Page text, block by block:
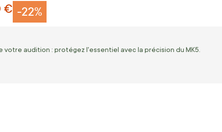
-22%
€
votre audition : protégez l'essentiel avec la précision du MK5.